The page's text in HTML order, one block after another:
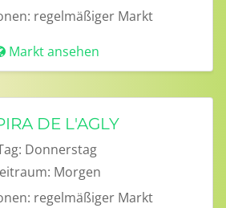
regelmäßiger Markt
Markt ansehen
DE L'AGLY
Donnerstag
Morgen
regelmäßiger Markt